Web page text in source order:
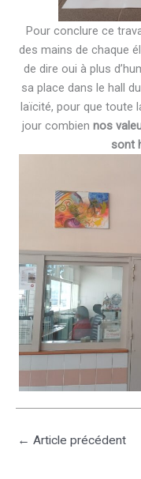
Pour conclure ce
des mains de chaque
de dire oui à plus
sa place dans le hall
laïcité, pour que toute
jour combien nos
sont
← Article précédent